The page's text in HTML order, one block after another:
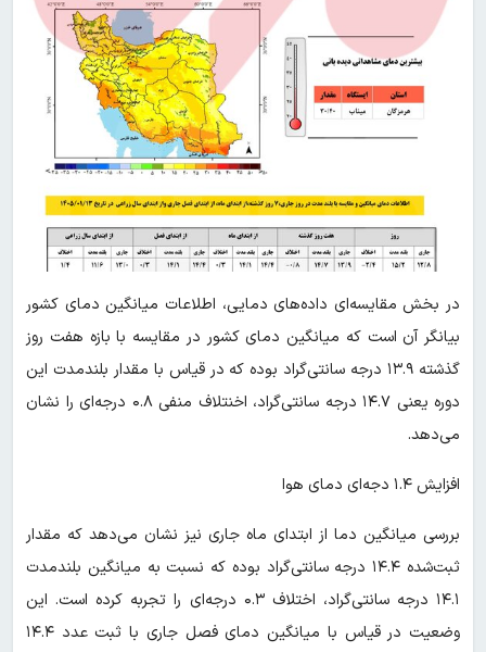
در بخش مقایسه‌ای داده‌های دمایی، اطلاعات میانگین دمای کشور
بیانگر آن است که میانگین دمای کشور در مقایسه با بازه هفت روز
گذشته ۱۳.۹ درجه سانتی‌گراد بوده که در قیاس با مقدار بلندمدت این
دوره یعنی ۱۴.۷ درجه سانتی‌گراد، اخنتلاف منفی ۰.۸ درجه‌ای را نشان
می‌دهد.
افزایش ۱.۴ دجه‌ای دمای هوا
بررسی میانگین دما از ابتدای ماه جاری نیز نشان می‌دهد که مقدار
ثبت‌شده ۱۴.۴ درجه سانتی‌گراد بوده که نسبت به میانگین بلندمدت
۱۴.۱ درجه سانتی‌گراد، اختلاف ۰.۳ درجه‌ای را تجربه کرده است. این
وضعیت در قیاس با میانگین دمای فصل جاری با ثبت عدد ۱۴.۴